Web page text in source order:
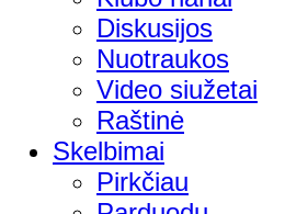
Diskusijos
Nuotraukos
Video siužetai
Raštinė
Skelbimai
Pirkčiau